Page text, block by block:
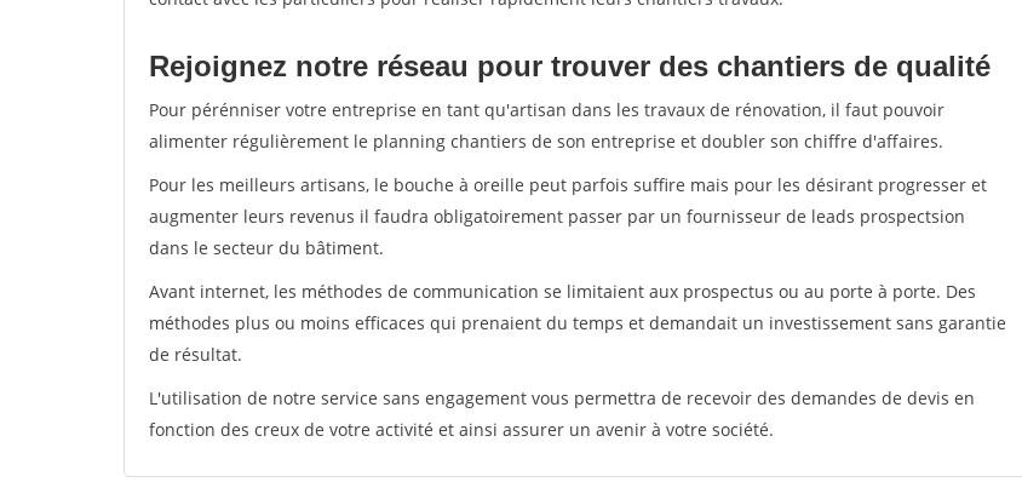
Rejoignez notre réseau pour trouver des chantiers de qualité
Pour pérénniser votre entreprise en tant qu'artisan dans les travaux de rénovation, il faut pouvoir
alimenter régulièrement le planning chantiers de son entreprise et doubler son chiffre d'affaires.
Pour les meilleurs artisans, le bouche à oreille peut parfois suffire mais pour les désirant progresser et
augmenter leurs revenus il faudra obligatoirement passer par un fournisseur de leads prospectsion
dans le secteur du bâtiment.
Avant internet, les méthodes de communication se limitaient aux prospectus ou au porte à porte. Des
méthodes plus ou moins efficaces qui prenaient du temps et demandait un investissement sans garantie
de résultat.
L'utilisation de notre service sans engagement vous permettra de recevoir des demandes de devis en
fonction des creux de votre activité et ainsi assurer un avenir à votre société.